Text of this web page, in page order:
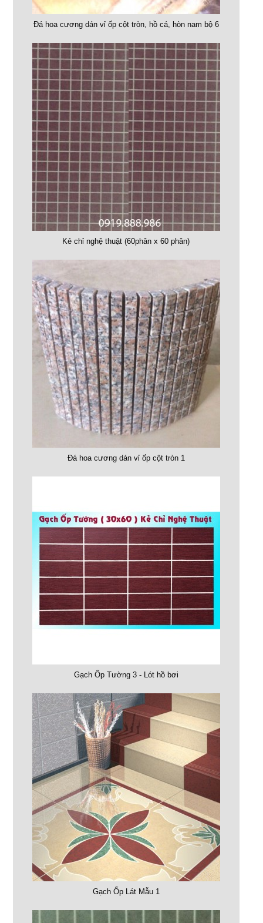
Đá hoa cương dán vỉ ốp cột tròn, hồ cá, hòn nam bộ 6
Kẻ chỉ nghệ thuật (60phân x 60 phân)
Đá hoa cương dán vỉ ốp cột tròn 1
Gạch Ốp Tường 3 - Lót hồ bơi
Gạch Ốp Lát Mẫu 1